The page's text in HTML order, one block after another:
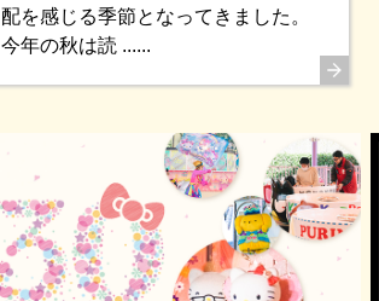
配を感じる季節となってきました。
今年の秋は読 ......